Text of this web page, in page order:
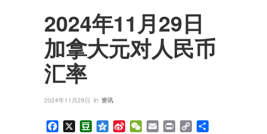
2024年11月29日
加拿大元对人民币
汇率
2024年11月29日 in 资讯
Facebook
X DoubanQzoneSina WeChat
EmailPrint Copy